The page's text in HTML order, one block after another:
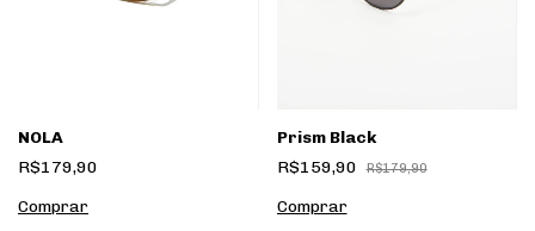
NOLA
R$179,90
Prism Black
R$159,90
R$179,90